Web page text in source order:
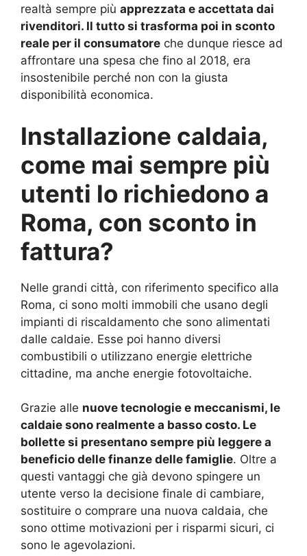
realtà sempre più apprezzata e accettata dai
rivenditori. Il tutto si trasforma poi in sconto
reale per il consumatore che dunque riesce ad
affrontare una spesa che fino al 2018, era
insostenibile perché non con la giusta
disponibilità economica.
Installazione caldaia,
come mai sempre più
utenti lo richiedono a
Roma, con sconto in
fattura?
Nelle grandi città, con riferimento specifico alla
Roma, ci sono molti immobili che usano degli
impianti di riscaldamento che sono alimentati
dalle caldaie. Esse poi hanno diversi
combustibili o utilizzano energie elettriche
cittadine, ma anche energie fotovoltaiche.
Grazie alle nuove tecnologie e meccanismi, le
caldaie sono realmente a basso costo. Le
bollette si presentano sempre più leggere a
beneficio delle finanze delle famiglie. Oltre a
questi vantaggi che già devono spingere un
utente verso la decisione finale di cambiare,
sostituire o comprare una nuova caldaia, che
sono ottime motivazioni per i risparmi sicuri, ci
sono le agevolazioni.